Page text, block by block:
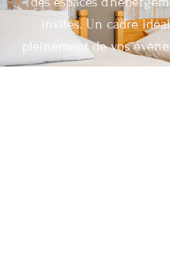
invités. Un cadre
pleinement de vos